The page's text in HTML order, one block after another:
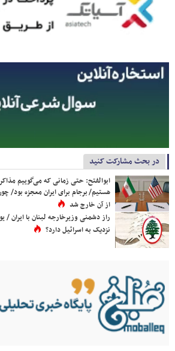
در بحث مشارکت کنید
ابوالفتح: حتی زمانی که می‌گوییم
هستیم/ برجام برای ایران معجزه بود/
از آن خارج شد
راز دشمنی وزیرخارجه لبنان با
نزدیک به اسرائیل دارد؟